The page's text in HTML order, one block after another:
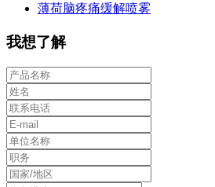
薄荷脑疼痛缓解喷雾
我想了解